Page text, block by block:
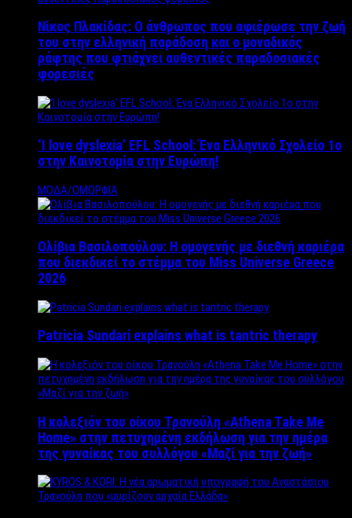
Νίκος Πλακίδας: O άνθρωπος που αφιέρωσε την ζωή
του στην ελληνική παράδοση και ο μοναδικός
ράφτης που φτιάχνει αυθεντικές παραδοσιακές
φορεσιές
‘Ι love dyslexia’ EFL School: Ένα Ελληνικό Σχολείo 1ο
στην Καινοτομία στην Ευρώπη!
ΜΟΔΑ/ΟΜΟΡΦΙΑ
Ολίβια Βασιλοπούλου: Η ομογενής με διεθνή καριέρα
που διεκδικεί το στέμμα του Miss Universe Greece
2026
Patricia Sundari explains what is tantric therapy
Η κολεξιόν του οίκου Τρανούλη «Athena Take Me
Home» στην πετυχημένη εκδήλωση για την ημέρα
της γυναίκας του συλλόγου «Μαζί για την ζωή»